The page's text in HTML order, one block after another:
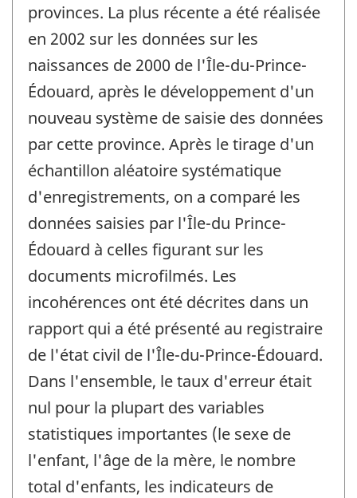
provinces. La plus récente a été réalisée
en 2002 sur les données sur les
naissances de 2000 de l'Île-du-Prince-
Édouard, après le développement d'un
nouveau système de saisie des données
par cette province. Après le tirage d'un
échantillon aléatoire systématique
d'enregistrements, on a comparé les
données saisies par l'Île-du Prince-
Édouard à celles figurant sur les
documents microfilmés. Les
incohérences ont été décrites dans un
rapport qui a été présenté au registraire
de l'état civil de l'Île-du-Prince-Édouard.
Dans l'ensemble, le taux d'erreur était
nul pour la plupart des variables
statistiques importantes (le sexe de
l'enfant, l'âge de la mère, le nombre
total d'enfants, les indicateurs de